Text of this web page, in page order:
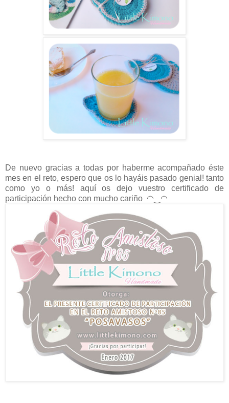
De nuevo gracias a todas por haberme acompañado éste
mes en el reto, espero que os lo hayáis pasado genial! tanto
como yo o más! aquí os dejo vuestro certificado de
participación hecho con mucho cariño ◠‿◠